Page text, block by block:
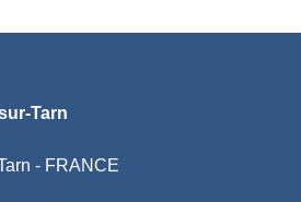
Tarn
- FRANCE